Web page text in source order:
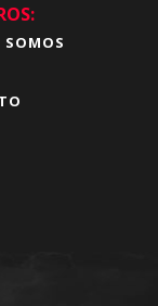
SOMOS